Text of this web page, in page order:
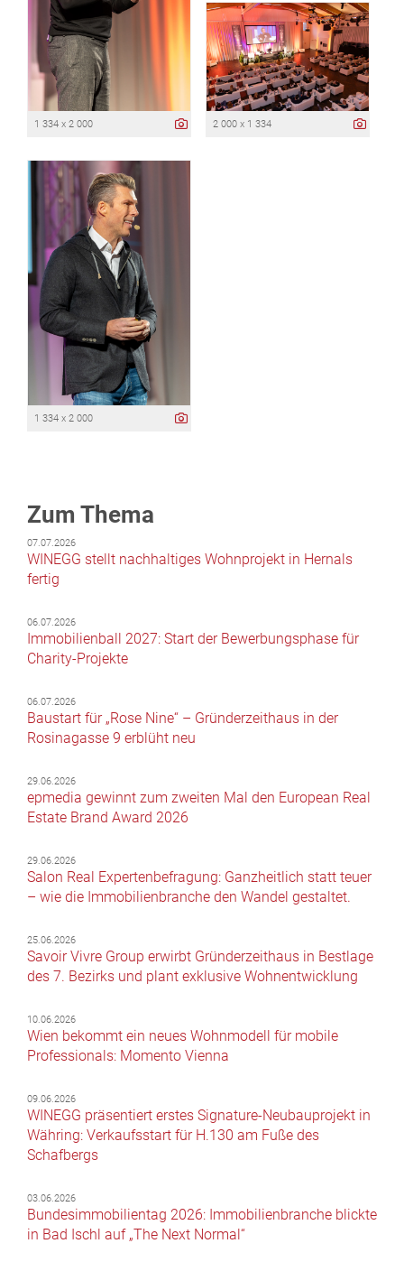
1 334 x 2 000 2 000 x 1 334
1 334 x 2 000
Zum Thema
07.07.2026
WINEGG stellt nachhaltiges Wohnprojekt in Hernals
fertig
06.07.2026
Immobilienball 2027: Start der Bewerbungsphase für
Charity-Projekte
06.07.2026
Baustart für „Rose Nine“ – Gründerzeithaus in der
Rosinagasse 9 erblüht neu
29.06.2026
epmedia gewinnt zum zweiten Mal den European Real
Estate Brand Award 2026
29.06.2026
Salon Real Expertenbefragung: Ganzheitlich statt teuer
– wie die Immobilienbranche den Wandel gestaltet.
25.06.2026
Savoir Vivre Group erwirbt Gründerzeithaus in Bestlage
des 7. Bezirks und plant exklusive Wohnentwicklung
10.06.2026
Wien bekommt ein neues Wohnmodell für mobile
Professionals: Momento Vienna
09.06.2026
WINEGG präsentiert erstes Signature-Neubauprojekt in
Währing: Verkaufsstart für H.130 am Fuße des
Schafbergs
03.06.2026
Bundesimmobilientag 2026: Immobilienbranche blickte
in Bad Ischl auf „The Next Normal“